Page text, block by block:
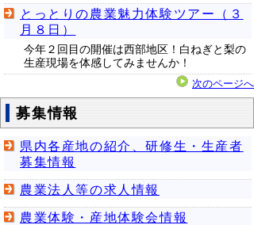
とっとりの農業魅力体験ツアー（３
月８日）
今年２回目の開催は西部地区！白ねぎと梨の
生産現場を体感してみませんか！
次のページへ
募集情報
県内各産地の紹介、研修生・生産者
募集情報
農業法人等の求人情報
農業体験・産地体験会情報